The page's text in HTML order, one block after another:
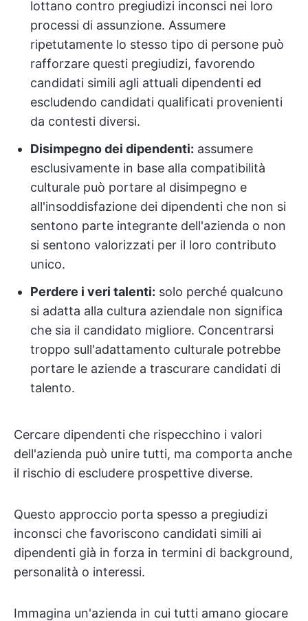
lottano contro pregiudizi inconsci nei loro
processi di assunzione. Assumere
ripetutamente lo stesso tipo di persone può
rafforzare questi pregiudizi, favorendo
candidati simili agli attuali dipendenti ed
escludendo candidati qualificati provenienti
da contesti diversi.
Disimpegno dei dipendenti: assumere
esclusivamente in base alla compatibilità
culturale può portare al disimpegno e
all'insoddisfazione dei dipendenti che non si
sentono parte integrante dell'azienda o non
si sentono valorizzati per il loro contributo
unico.
Perdere i veri talenti: solo perché qualcuno
si adatta alla cultura aziendale non significa
che sia il candidato migliore. Concentrarsi
troppo sull'adattamento culturale potrebbe
portare le aziende a trascurare candidati di
talento.
Cercare dipendenti che rispecchino i valori
dell'azienda può unire tutti, ma comporta anche
il rischio di escludere prospettive diverse.
Questo approccio porta spesso a pregiudizi
inconsci che favoriscono candidati simili ai
dipendenti già in forza in termini di background,
personalità o interessi.
Immagina un'azienda in cui tutti amano giocare